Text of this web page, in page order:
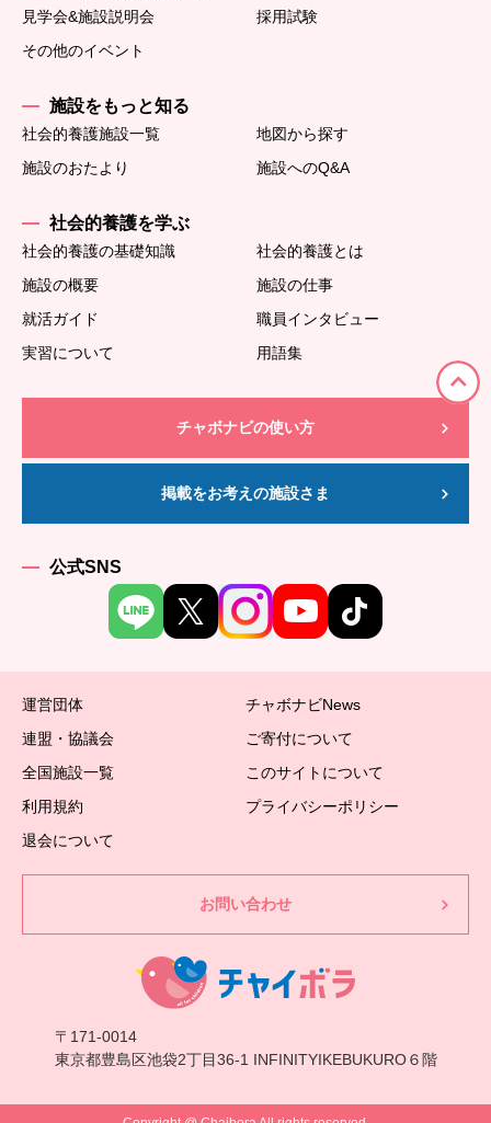
見学会&施設説明会
採用試験
その他のイベント
施設をもっと知る
社会的養護施設一覧
地図から探す
施設のおたより
施設へのQ&A
社会的養護を学ぶ
社会的養護の基礎知識
社会的養護とは
施設の概要
施設の仕事
就活ガイド
職員インタビュー
実習について
用語集
チャボナビの使い方
掲載をお考えの施設さま
公式SNS
運営団体
チャボナビNews
連盟・協議会
ご寄付について
全国施設一覧
このサイトについて
利用規約
プライバシーポリシー
退会について
お問い合わせ
〒171-0014
東京都豊島区池袋2丁目36-1 INFINITYIKEBUKURO６階